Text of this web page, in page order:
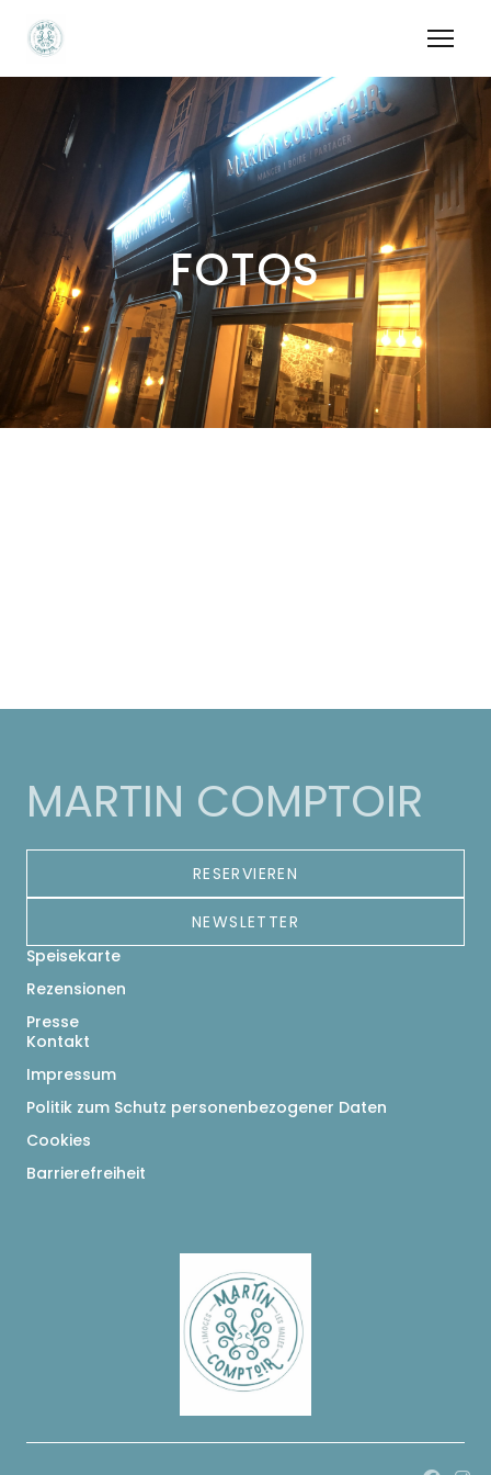
FOTOS
MARTIN COMPTOIR
RESERVIEREN
NEWSLETTER
Speisekarte
Rezensionen
Presse
Kontakt
Impressum
Politik zum Schutz personenbezogener Daten
Cookies
Barrierefreiheit